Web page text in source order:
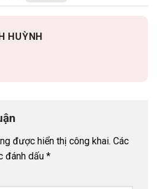
HUỲNH
được hiển thị công khai. Các
đánh dấu *